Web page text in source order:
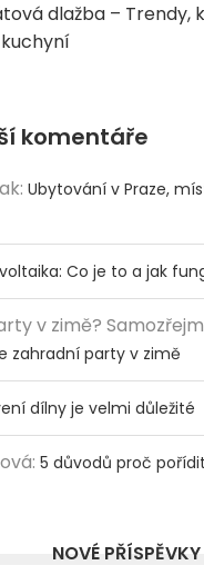
dlažba – Trendy,
komentáře
: Ubytování v Praze,
Co je to a jak
v zimě?
zahradní party v zimě
dílny je velmi důležité
: 5 důvodů proč
NOVÉ PŘÍSPĚVKY